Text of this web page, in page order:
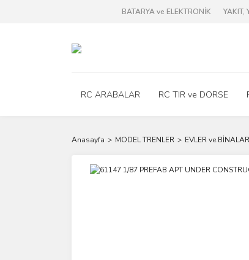
BATARYA ve ELEKTRONİK YAKIT,
RC ARABALAR RC TIR ve DORSE
Anasayfa MODEL TRENLER EVLER ve BİNALAR